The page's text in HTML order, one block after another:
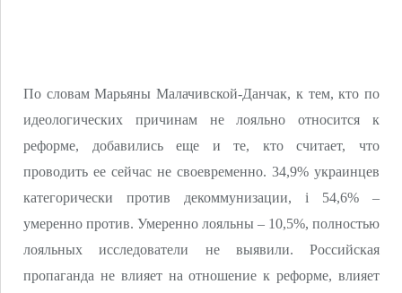
По словам Марьяны Малачивской-Данчак, к тем, кто по
идеологических причинам не лояльно относится к
реформе, добавились еще и те, кто считает, что
проводить ее сейчас не своевременно. 34,9% украинцев
категорически против декоммунизации, і 54,6% –
умеренно против. Умеренно лояльны – 10,5%, полностью
лояльных исследователи не выявили. Российская
пропаганда не влияет на отношение к реформе, влияет